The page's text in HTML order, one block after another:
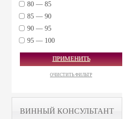
80 — 85
85 — 90
90 — 95
95 — 100
ПРИМЕНИТЬ
ОЧИСТИТЬ ФИЛЬТР
ВИННЫЙ КОНСУЛЬТАНТ